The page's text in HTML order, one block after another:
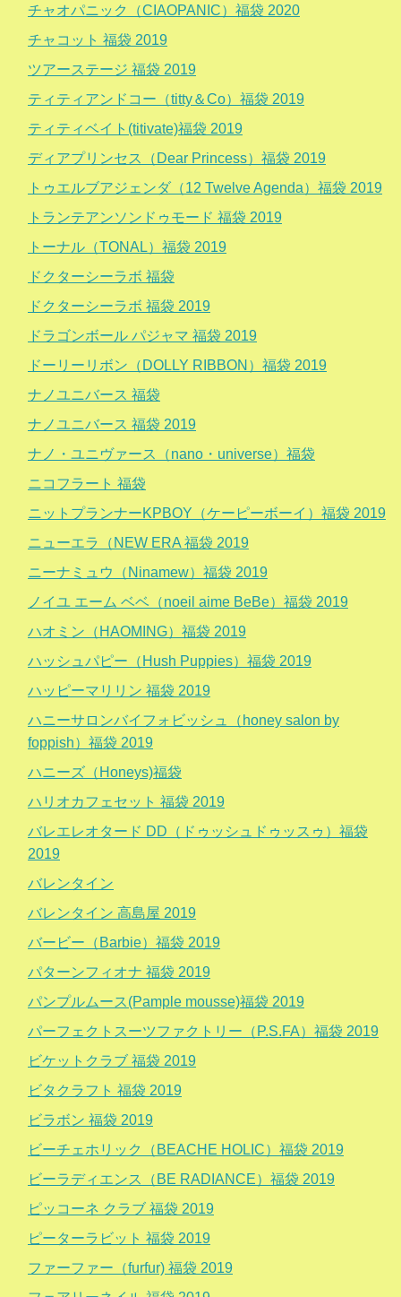
チャオパニック（CIAOPANIC）福袋 2020
チャコット 福袋 2019
ツアーステージ 福袋 2019
ティティアンドコー（titty＆Co）福袋 2019
ティティベイト(titivate)福袋 2019
ディアプリンセス（Dear Princess）福袋 2019
トゥエルブアジェンダ（12 Twelve Agenda）福袋 2019
トランテアンソンドゥモード 福袋 2019
トーナル（TONAL）福袋 2019
ドクターシーラボ 福袋
ドクターシーラボ 福袋 2019
ドラゴンボール パジャマ 福袋 2019
ドーリーリボン（DOLLY RIBBON）福袋 2019
ナノユニバース 福袋
ナノユニバース 福袋 2019
ナノ・ユニヴァース（nano・universe）福袋
ニコフラート 福袋
ニットプランナーKPBOY（ケーピーボーイ）福袋 2019
ニューエラ（NEW ERA 福袋 2019
ニーナミュウ（Ninamew）福袋 2019
ノイユ エーム ベベ（noeil aime BeBe）福袋 2019
ハオミン（HAOMING）福袋 2019
ハッシュパピー（Hush Puppies）福袋 2019
ハッピーマリリン 福袋 2019
ハニーサロンバイフォビッシュ（honey salon by
foppish）福袋 2019
ハニーズ（Honeys)福袋
ハリオカフェセット 福袋 2019
バレエレオタード DD（ドゥッシュドゥッスゥ）福袋
2019
バレンタイン
バレンタイン 高島屋 2019
バービー（Barbie）福袋 2019
パターンフィオナ 福袋 2019
パンプルムース(Pample mousse)福袋 2019
パーフェクトスーツファクトリー（P.S.FA）福袋 2019
ビケットクラブ 福袋 2019
ビタクラフト 福袋 2019
ビラボン 福袋 2019
ビーチェホリック（BEACHE HOLIC）福袋 2019
ビーラディエンス（BE RADIANCE）福袋 2019
ピッコーネ クラブ 福袋 2019
ピーターラビット 福袋 2019
ファーファー（furfur) 福袋 2019